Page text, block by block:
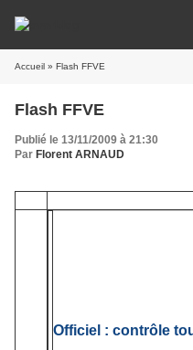
Accueil » Flash FFVE
Flash FFVE
Publié le 13/11/2009 à 21:30
Par Florent ARNAUD
Officiel : contrôle